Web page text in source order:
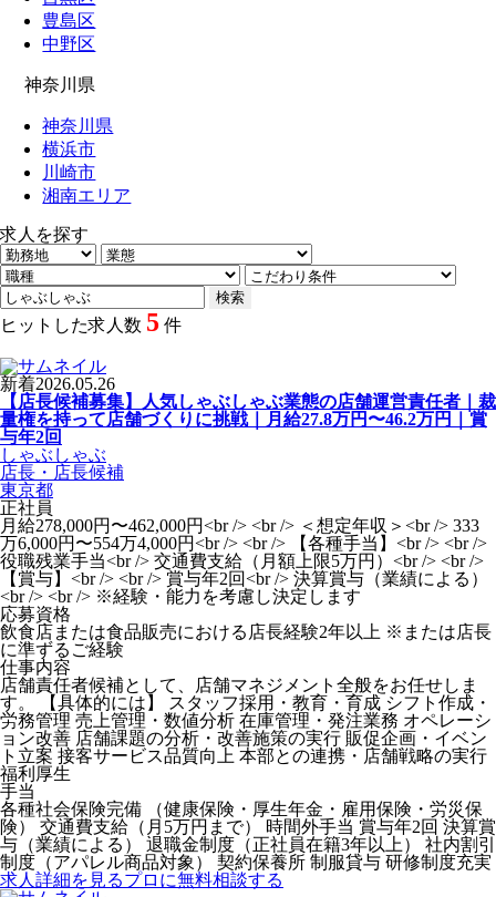
豊島区
中野区
神奈川県
神奈川県
横浜市
川崎市
湘南エリア
求人を探す
ヒットした求人数 5 件
新着2026.05.26
【店長候補募集】人気しゃぶしゃぶ業態の店舗運営責任者｜裁
量権を持って店舗づくりに挑戦｜月給27.8万円〜46.2万円｜賞
与年2回
しゃぶしゃぶ
店長・店長候補
東京都
正社員
月給278,000円〜462,000円<br /> <br /> ＜想定年収＞<br /> 333
万6,000円〜554万4,000円<br /> <br /> 【各種手当】<br /> <br />
役職残業手当<br /> 交通費支給（月額上限5万円）<br /> <br />
【賞与】<br /> <br /> 賞与年2回<br /> 決算賞与（業績による）
<br /> <br /> ※経験・能力を考慮し決定します
応募資格
飲食店または食品販売における店長経験2年以上 ※または店長
に準ずるご経験
仕事内容
店舗責任者候補として、店舗マネジメント全般をお任せしま
す。 【具体的には】 スタッフ採用・教育・育成 シフト作成・
労務管理 売上管理・数値分析 在庫管理・発注業務 オペレーシ
ョン改善 店舗課題の分析・改善施策の実行 販促企画・イベン
ト立案 接客サービス品質向上 本部との連携・店舗戦略の実行
福利厚生
手当
各種社会保険完備 （健康保険・厚生年金・雇用保険・労災保
険） 交通費支給（月5万円まで） 時間外手当 賞与年2回 決算賞
与（業績による） 退職金制度（正社員在籍3年以上） 社内割引
制度（アパレル商品対象） 契約保養所 制服貸与 研修制度充実
求人詳細を見るプロに無料相談する